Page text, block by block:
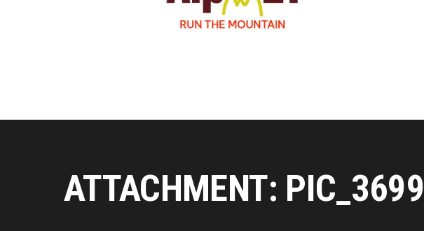
ATTACHMENT: PIC_3699